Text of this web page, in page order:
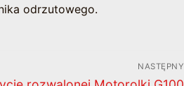
odrzutowego.
NASTĘPNY